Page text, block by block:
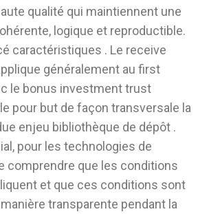
qualité qui maintiennent une
logique et reproductible.
caractéristiques . Le receive
généralement au first
le bonus investment trust
pour but de façon transversale la
enjeu bibliothèque de dépôt .
pour les technologies de
comprendre que les conditions
et que ces conditions sont
transparente pendant la